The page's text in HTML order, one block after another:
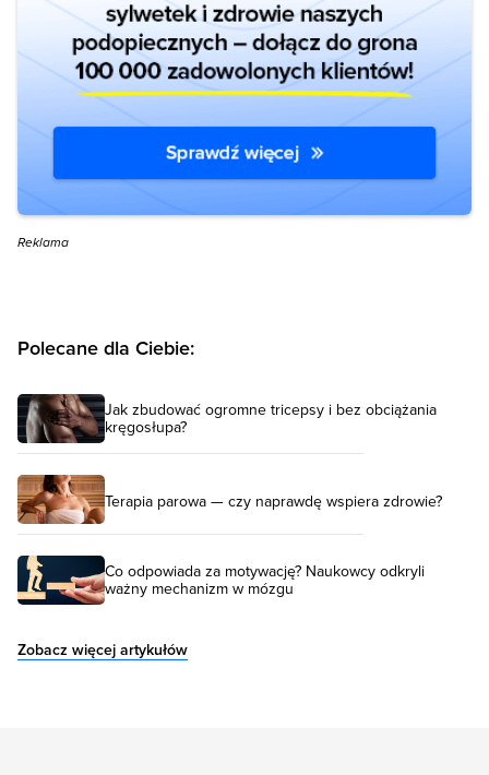
Reklama
Polecane dla Ciebie:
Jak zbudować ogromne tricepsy i bez obciążania
kręgosłupa?
Terapia parowa — czy naprawdę wspiera zdrowie?
Co odpowiada za motywację? Naukowcy odkryli
ważny mechanizm w mózgu
Zobacz więcej artykułów